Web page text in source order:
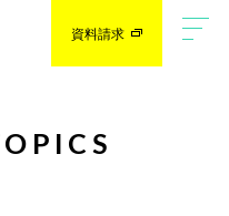
資料請求